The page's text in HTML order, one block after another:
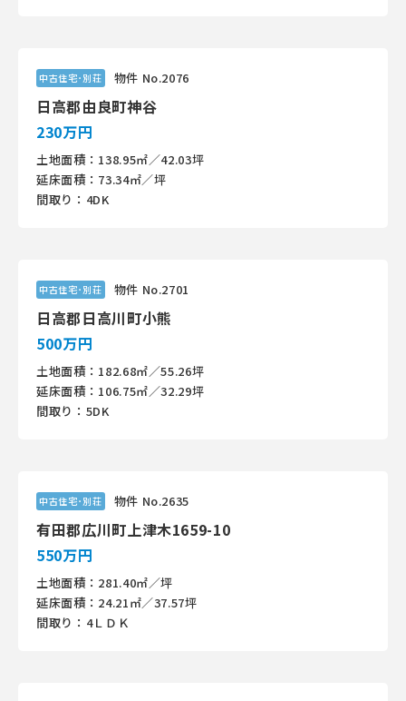
中古住宅･別荘 物件 No.2076
日高郡由良町神谷
230万円
土地面積：138.95㎡／42.03坪
延床面積：73.34㎡／坪
間取り：4DK
中古住宅･別荘 物件 No.2701
日高郡日高川町小熊
500万円
土地面積：182.68㎡／55.26坪
延床面積：106.75㎡／32.29坪
間取り：5DK
中古住宅･別荘 物件 No.2635
有田郡広川町上津木1659-10
550万円
土地面積：281.40㎡／坪
延床面積：24.21㎡／37.57坪
間取り：4ＬＤＫ